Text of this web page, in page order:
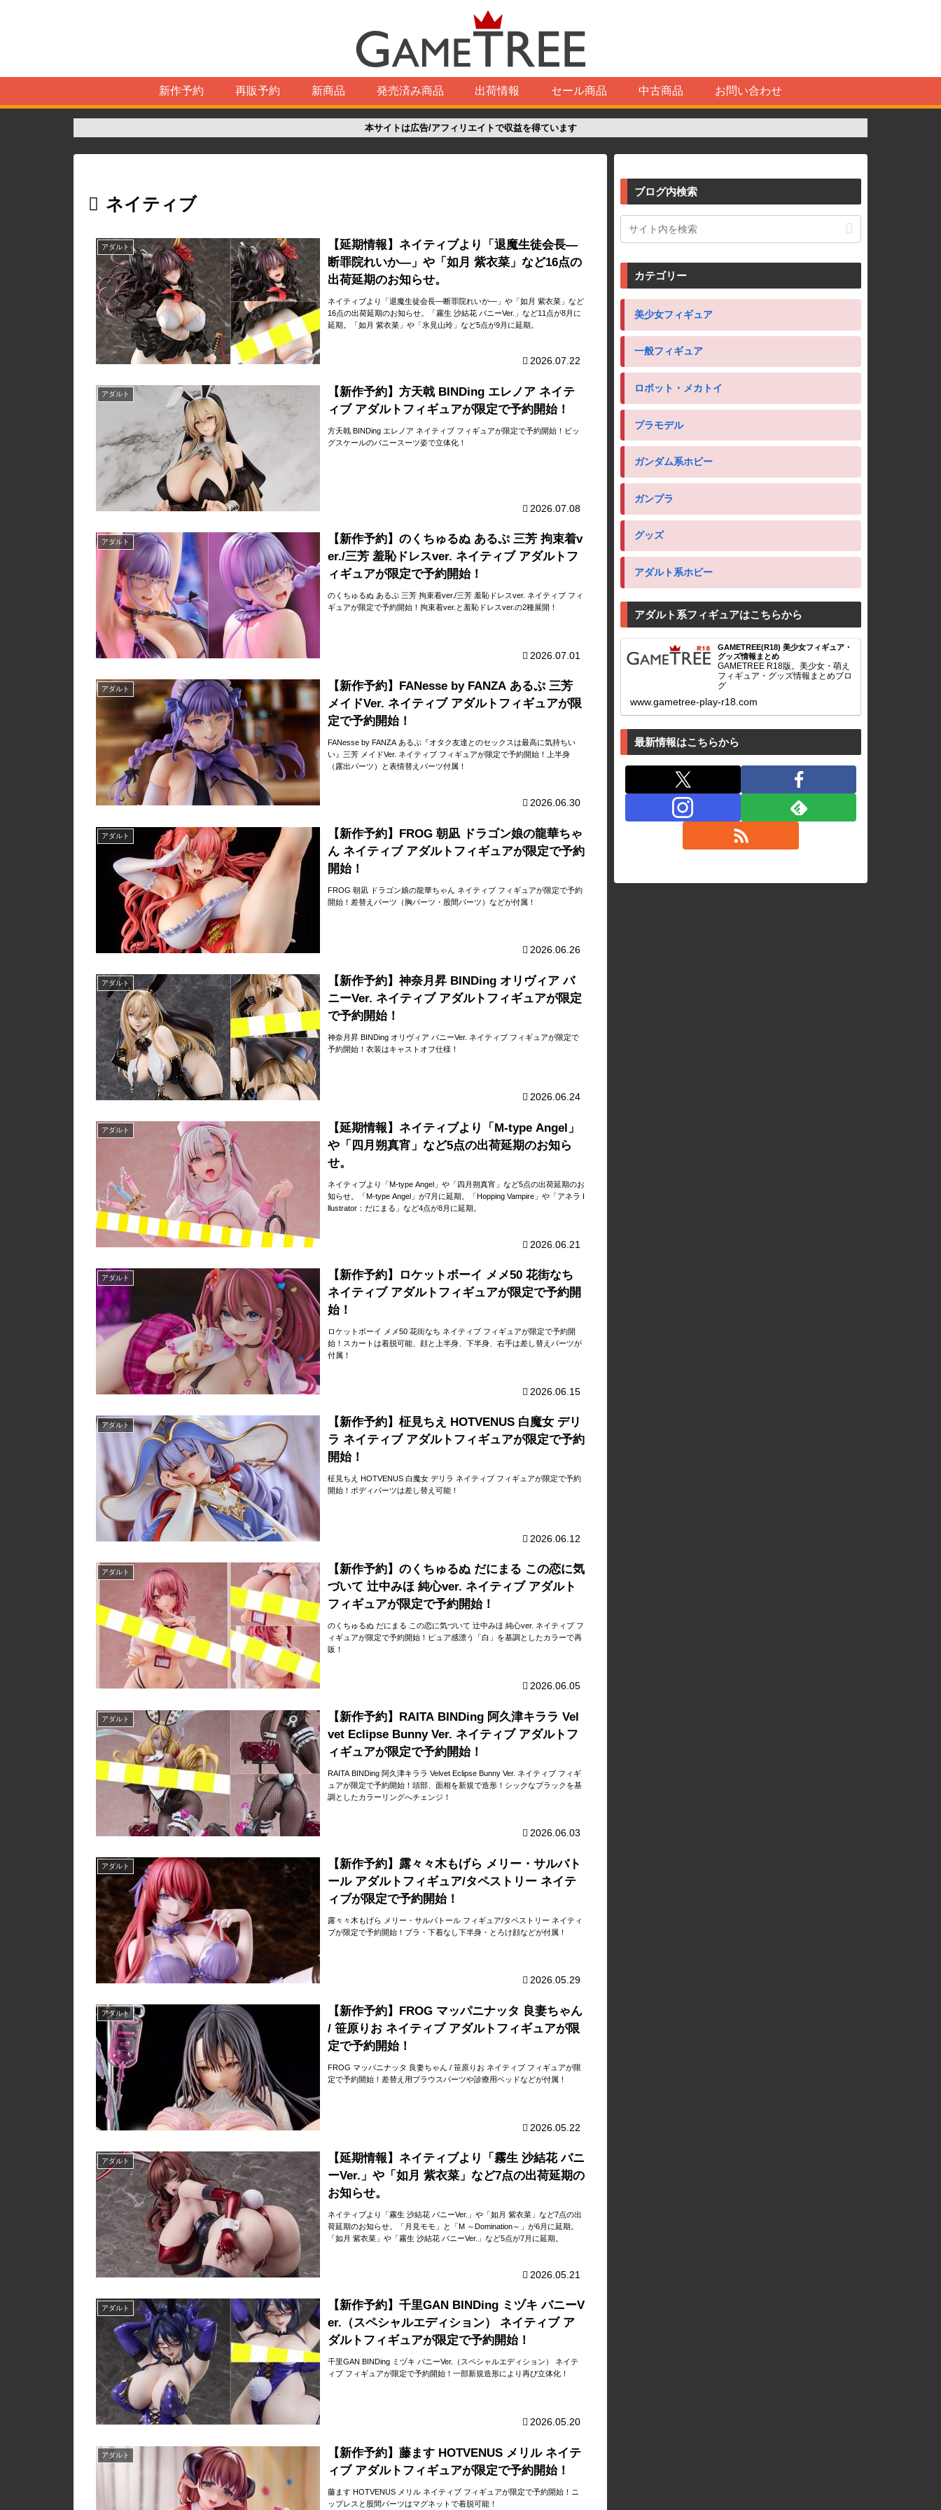
新作予約 再販予約 新商品 発売済み商品 出荷情報 セール商品 中古商品 お問い合わせ
本サイトは広告/アフィリエイトで収益を得ています
ネイティブ
アダルト
【延期情報】ネイティブより「退魔生徒会長―
断罪院れいか―」や「如月 紫衣菜」など16点の
出荷延期のお知らせ。
ネイティブより「退魔生徒会長―断罪院れいか―」や「如月 紫衣菜」など
16点の出荷延期のお知らせ。「霧生 沙結花 バニーVer.」など11点が8月に
延期。「如月 紫衣菜」や「氷見山玲」など5点が9月に延期。
2026.07.22
アダルト
【新作予約】方天戟 BINDing エレノア ネイテ
ィブ アダルトフィギュアが限定で予約開始！
方天戟 BINDing エレノア ネイティブ フィギュアが限定で予約開始！ビッ
グスケールのバニースーツ姿で立体化！
2026.07.08
アダルト
【新作予約】のくちゅるぬ あるぷ 三芳 拘束着v
er./三芳 羞恥ドレスver. ネイティブ アダルトフ
ィギュアが限定で予約開始！
のくちゅるぬ あるぷ 三芳 拘束着ver./三芳 羞恥ドレスver. ネイティブ フィ
ギュアが限定で予約開始！拘束着ver.と羞恥ドレスver.の2種展開！
2026.07.01
アダルト
【新作予約】FANesse by FANZA あるぷ 三芳
メイドVer. ネイティブ アダルトフィギュアが限
定で予約開始！
FANesse by FANZA あるぷ『オタク友達とのセックスは最高に気持ちい
い』三芳 メイドVer. ネイティブ フィギュアが限定で予約開始！上半身
（露出パーツ）と表情替えパーツ付属！
2026.06.30
アダルト
【新作予約】FROG 朝凪 ドラゴン娘の龍華ちゃ
ん ネイティブ アダルトフィギュアが限定で予約
開始！
FROG 朝凪 ドラゴン娘の龍華ちゃん ネイティブ フィギュアが限定で予約
開始！差替えパーツ（胸パーツ・股間パーツ）などが付属！
2026.06.26
アダルト
【新作予約】神奈月昇 BINDing オリヴィア バ
ニーVer. ネイティブ アダルトフィギュアが限定
で予約開始！
神奈月昇 BINDing オリヴィア バニーVer. ネイティブ フィギュアが限定で
予約開始！衣装はキャストオフ仕様！
2026.06.24
アダルト
【延期情報】ネイティブより「M-type Angel」
や「四月朔真宵」など5点の出荷延期のお知ら
せ。
ネイティブより「M-type Angel」や「四月朔真宵」など5点の出荷延期のお
知らせ。「M-type Angel」が7月に延期。「Hopping Vampire」や「アネラ I
llustrator：だにまる」など4点が8月に延期。
2026.06.21
アダルト
【新作予約】ロケットボーイ メメ50 花街なち
ネイティブ アダルトフィギュアが限定で予約開
始！
ロケットボーイ メメ50 花街なち ネイティブ フィギュアが限定で予約開
始！スカートは着脱可能、顔と上半身、下半身、右手は差し替えパーツが
付属！
2026.06.15
アダルト
【新作予約】柾見ちえ HOTVENUS 白魔女 デリ
ラ ネイティブ アダルトフィギュアが限定で予約
開始！
柾見ちえ HOTVENUS 白魔女 デリラ ネイティブ フィギュアが限定で予約
開始！ボディパーツは差し替え可能！
2026.06.12
アダルト
【新作予約】のくちゅるぬ だにまる この恋に気
づいて 辻中みほ 純心ver. ネイティブ アダルト
フィギュアが限定で予約開始！
のくちゅるぬ だにまる この恋に気づいて 辻中みほ 純心ver. ネイティブ フ
ィギュアが限定で予約開始！ピュア感漂う「白」を基調としたカラーで再
販！
2026.06.05
アダルト
【新作予約】RAITA BINDing 阿久津キララ Vel
vet Eclipse Bunny Ver. ネイティブ アダルトフ
ィギュアが限定で予約開始！
RAITA BINDing 阿久津キララ Velvet Eclipse Bunny Ver. ネイティブ フィギ
ュアが限定で予約開始！頭部、面相を新規で造形！シックなブラックを基
調としたカラーリングへチェンジ！
2026.06.03
アダルト
【新作予約】露々々木もげら メリー・サルバト
ール アダルトフィギュア/タペストリー ネイテ
ィブが限定で予約開始！
露々々木もげら メリー・サルバトール フィギュア/タペストリー ネイティ
ブが限定で予約開始！ブラ・下着なし下半身・とろけ顔などが付属！
2026.05.29
アダルト
【新作予約】FROG マッパニナッタ 良妻ちゃん
/ 笹原りお ネイティブ アダルトフィギュアが限
定で予約開始！
FROG マッパニナッタ 良妻ちゃん / 笹原りお ネイティブ フィギュアが限
定で予約開始！差替え用ブラウスパーツや診療用ベッドなどが付属！
2026.05.22
アダルト
【延期情報】ネイティブより「霧生 沙結花 バニ
ーVer.」や「如月 紫衣菜」など7点の出荷延期の
お知らせ。
ネイティブより「霧生 沙結花 バニーVer.」や「如月 紫衣菜」など7点の出
荷延期のお知らせ。「月見モモ」と「M ～Domination～」が6月に延期。
「如月 紫衣菜」や「霧生 沙結花 バニーVer.」など5点が7月に延期。
2026.05.21
アダルト
【新作予約】千里GAN BINDing ミヅキ バニーV
er.（スペシャルエディション） ネイティブ ア
ダルトフィギュアが限定で予約開始！
千里GAN BINDing ミヅキ バニーVer.（スペシャルエディション） ネイテ
ィブ フィギュアが限定で予約開始！一部新規造形により再び立体化！
2026.05.20
アダルト
【新作予約】藤ます HOTVENUS メリル ネイテ
ィブ アダルトフィギュアが限定で予約開始！
藤ます HOTVENUS メリル ネイティブ フィギュアが限定で予約開始！ニ
ップレスと股間パーツはマグネットで着脱可能！
ブログ内検索
カテゴリー
美少女フィギュア
一般フィギュア
ロボット・メカトイ
プラモデル
ガンダム系ホビー
ガンプラ
グッズ
アダルト系ホビー
アダルト系フィギュアはこちらから
GAMETREE(R18) 美少女フィギュア・
グッズ情報まとめ
GAMETREE R18版。美少女・萌え
フィギュア・グッズ情報まとめブロ
グ
www.gametree-play-r18.com
最新情報はこちらから